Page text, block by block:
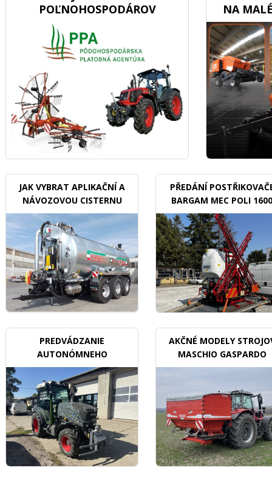
POĽNOHOSPODÁROV
NA
JAK VYBRAT APLIKAČNÍ A
NÁVOZOVOU CISTERNU
PŘEDÁNÍ
BARGAM MEC POLI 1600
BDX
PREDVÁDZANIE
AUTONÓMNEHO
TRAKTORU V SADOCH
AKČNÉ MODELY
MASCHIO GASPARDO